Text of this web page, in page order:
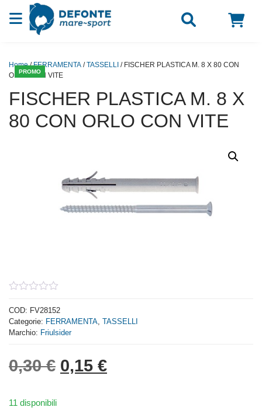
Vai al contenuto
PROMO
Home/FERRAMENTA /TASSELLI / FISCHER PLASTICA M. 8 X 80 CON
ORLO CON VITE
FISCHER PLASTICA M. 8 X
80 CON ORLO CON VITE
out
of
5
COD: FV28152
Categorie: FERRAMENTA TASSELLI
Marchio: Friulsider
0,30€ Il prezzo originale era:
0,15 €Il prezzo attuale è:
11 disponibili